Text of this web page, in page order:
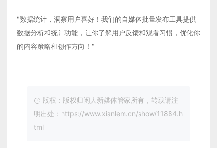
"数据统计，洞察用户喜好！我们的自媒体批量发布工具提供
数据分析和统计功能，让你了解用户反馈和观看习惯，优化你
的内容策略和创作方向！"
版权：版权归闲人新媒体管家所有，转载请注
明出处：https://www.xianlem.cn/show/11884.h
tml